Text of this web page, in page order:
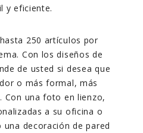
y eficiente.
250 artículos por
Con los diseños de
de usted si desea que
o más formal, más
Con una foto en lienzo,
a su oficina o
una decoración de pared